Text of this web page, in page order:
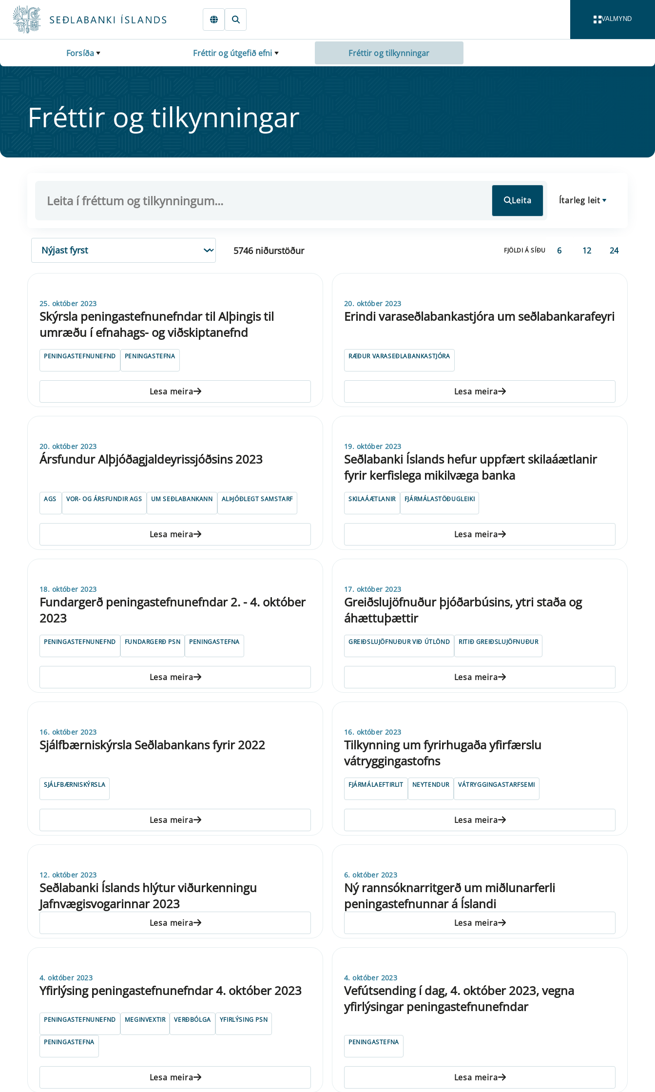
Fara beint í Meginmál
VALMYND
Forsíða Fréttir og útgefið efni Fréttir og tilkynningar
Frétt­ir og til­kynn­ing­ar
Leita Ítarleg leit
RÖÐUN
5746 niðurstöður FJÖLDI Á SÍÐU 6 12 24
25. október 2023
Skýrsla peningastefnunefndar til Alþingis til
umræðu í efnahags- og viðskiptanefnd
PENINGASTEFNUNEFND PENINGASTEFNA
Lesa meira
20. október 2023
Erindi varaseðlabankastjóra um seðlabankarafeyri
RÆÐUR VARASEÐLABANKASTJÓRA
Lesa meira
20. október 2023
Ársfundur Alþjóðagjaldeyrissjóðsins 2023
AGS VOR- OG ÁRSFUNDIR AGS UM SEÐLABANKANN ALÞJÓÐLEGT SAMSTARF
Lesa meira
19. október 2023
Seðlabanki Íslands hefur uppfært skilaáætlanir
fyrir kerfislega mikilvæga banka
SKILAÁÆTLANIR FJÁRMÁLASTÖÐUGLEIKI
Lesa meira
18. október 2023
Fundargerð peningastefnunefndar 2. - 4. október
2023
PENINGASTEFNUNEFND FUNDARGERÐ PSN PENINGASTEFNA
Lesa meira
17. október 2023
Greiðslujöfnuður þjóðarbúsins, ytri staða og
áhættuþættir
GREIÐSLUJÖFNUÐUR VIÐ ÚTLÖND RITIÐ GREIÐSLUJÖFNUÐUR
Lesa meira
16. október 2023
Sjálfbærniskýrsla Seðlabankans fyrir 2022
SJÁLFBÆRNISKÝRSLA
Lesa meira
16. október 2023
Tilkynning um fyrirhugaða yfirfærslu
vátryggingastofns
FJÁRMÁLAEFTIRLIT NEYTENDUR VÁTRYGGINGASTARFSEMI
Lesa meira
12. október 2023
Seðlabanki Íslands hlýtur viðurkenningu
Jafnvægisvogarinnar 2023
Lesa meira
6. október 2023
Ný rannsóknarritgerð um miðlunarferli
peningastefnunnar á Íslandi
Lesa meira
4. október 2023
Yfirlýsing peningastefnunefndar 4. október 2023
PENINGASTEFNUNEFND MEGINVEXTIR VERÐBÓLGA YFIRLÝSING PSN
PENINGASTEFNA
Lesa meira
4. október 2023
Vefútsending í dag, 4. október 2023, vegna
yfirlýsingar peningastefnunefndar
PENINGASTEFNA
Lesa meira